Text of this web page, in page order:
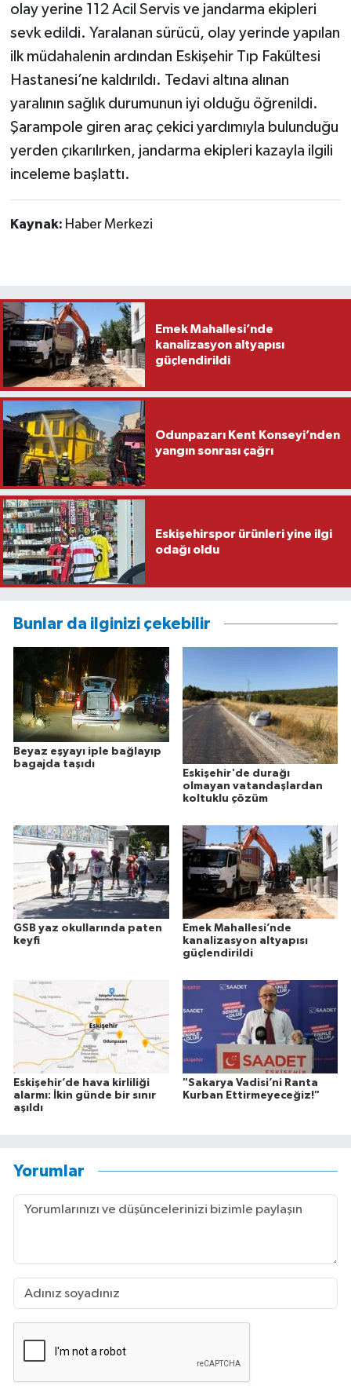
olay yerine 112 Acil Servis ve jandarma ekipleri
sevk edildi. Yaralanan sürücü, olay yerinde yapılan
ilk müdahalenin ardından Eskişehir Tıp Fakültesi
Hastanesi’ne kaldırıldı. Tedavi altına alınan
yaralının sağlık durumunun iyi olduğu öğrenildi.
Şarampole giren araç çekici yardımıyla bulunduğu
yerden çıkarılırken, jandarma ekipleri kazayla ilgili
inceleme başlattı.
Kaynak: Haber Merkezi
Emek Mahallesi’nde
kanalizasyon altyapısı
güçlendirildi
Odunpazarı Kent Konseyi’nden
yangın sonrası çağrı
Eskişehirspor ürünleri yine ilgi
odağı oldu
Bunlar da ilginizi çekebilir
Beyaz eşyayı iple bağlayıp
bagajda taşıdı
Eskişehir'de durağı
olmayan vatandaşlardan
koltuklu çözüm
GSB yaz okullarında paten
keyfi
Emek Mahallesi’nde
kanalizasyon altyapısı
güçlendirildi
Eskişehir’de hava kirliliği
alarmı: İkin günde bir sınır
aşıldı
"Sakarya Vadisi’ni Ranta
Kurban Ettirmeyeceğiz!"
Yorumlar